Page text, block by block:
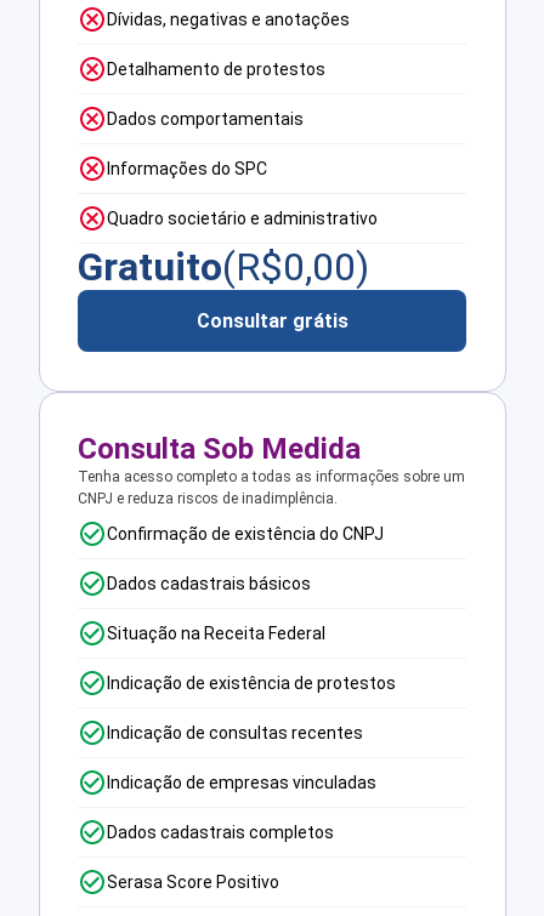
Dívidas, negativas e anotações
Detalhamento de protestos
Dados comportamentais
Informações do SPC
Quadro societário e administrativo
Gratuito(R$0,00)
Consultar grátis
Consulta Sob Medida
Tenha acesso completo a todas as informações sobre um
CNPJ e reduza riscos de inadimplência.
Confirmação de existência do CNPJ
Dados cadastrais básicos
Situação na Receita Federal
Indicação de existência de protestos
Indicação de consultas recentes
Indicação de empresas vinculadas
Dados cadastrais completos
Serasa Score Positivo